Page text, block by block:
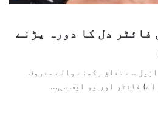
فائٹر دل کا دورہ پڑنے
سے تعلق رکھنے والے معروف
فائٹر اور یو ایف سی…